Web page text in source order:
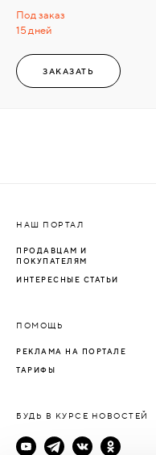
Под заказ
15 дней
ЗАКАЗАТЬ
НАШ ПОРТАЛ
ПРОДАВЦАМ И
ПОКУПАТЕЛЯМ
ИНТЕРЕСНЫЕ СТАТЬИ
ПОМОЩЬ
РЕКЛАМА НА ПОРТАЛЕ
ТАРИФЫ
БУДЬ В КУРСЕ НОВОСТЕЙ